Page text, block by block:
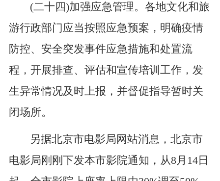
(二十四)加强应急管理。各地文化和旅
游行政部门应当按照应急预案，明确疫情
防控、安全突发事件应急措施和处置流
程，开展排查、评估和宣传培训工作，发
生异常情况及时上报，并督促指导暂时关
闭场所。
另据北京市电影局网站消息，北京市
电影局刚刚下发本市影院通知，从8月14日